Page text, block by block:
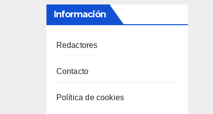
Información
Redactores
Contacto
Política de cookies